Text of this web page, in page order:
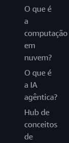
O que é
a
computação
em
nuvem?
O que é
a IA
agêntica?
Hub de
conceitos
de